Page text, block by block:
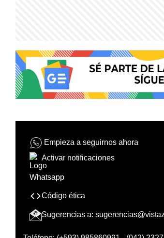
Empieza a seguirnos ahora
Activar notificaciones
Código ética
Sugerencias a: